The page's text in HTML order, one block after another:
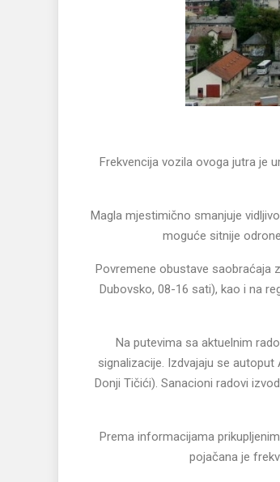
Frekvencija vozila ovoga jutra je
Magla mjestimično smanjuje
moguće sitnije
Povremene obustave saobraćaja
Dubovsko, 08-16 sati), kao i na
Na putevima sa aktuelnim
signalizacije. Izdvajaju se
Donji Tičići). Sanacioni radovi
Prema informacijama
pojačana je